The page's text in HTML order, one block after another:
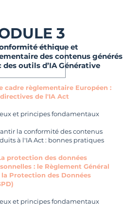
3
éthique et
des contenus générés
des outils d’IA Générative
cadre règlementaire Européen :
de l'IA Act
et principes fondamentaux
la conformité des contenus
à l'IA Act : bonnes pratiques
protection des données
: le Règlement Général
la Protection des Données
et principes fondamentaux